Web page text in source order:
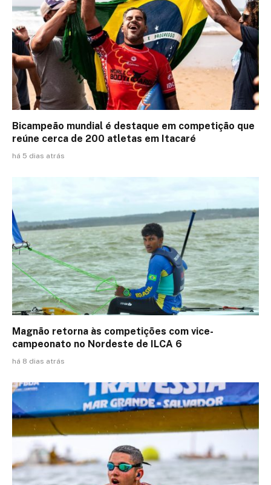
Bicampeão mundial é destaque em competição que
reúne cerca de 200 atletas em Itacaré
há 5 dias atrás
Magnão retorna às competições com vice-
campeonato no Nordeste de ILCA 6
há 8 dias atrás